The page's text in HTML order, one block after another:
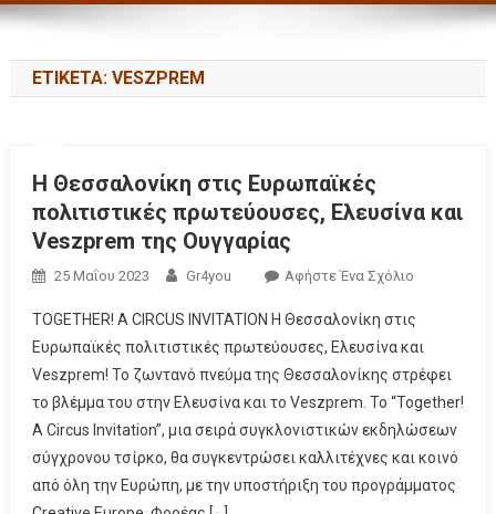
ΕΤΙΚΈΤΑ: VESZPREM
Η Θεσσαλονίκη στις Ευρωπαϊκές
πολιτιστικές πρωτεύουσες, Ελευσίνα και
Veszprem της Ουγγαρίας
25 Μαΐου 2023 Gr4you Αφήστε Ένα Σχόλιο
TOGETHER! A CIRCUS INVITATION Η Θεσσαλονίκη στις
Ευρωπαϊκές πολιτιστικές πρωτεύουσες, Ελευσίνα και
Veszprem! Το ζωντανό πνεύμα της Θεσσαλονίκης στρέφει
το βλέμμα του στην Ελευσίνα και το Veszprem. Το “Together!
A Circus Invitation”, μια σειρά συγκλονιστικών εκδηλώσεων
σύγχρονου τσίρκο, θα συγκεντρώσει καλλιτέχνες και κοινό
από όλη την Ευρώπη, με την υποστήριξη του προγράμματος